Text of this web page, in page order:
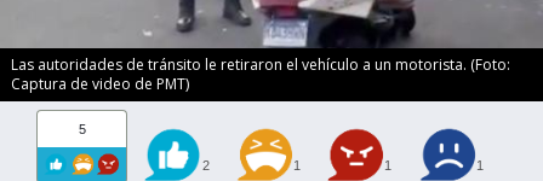
Las autoridades de tránsito le retiraron el vehículo a un motorista. (Foto:
Captura de video de PMT)
5
2 1 1 1